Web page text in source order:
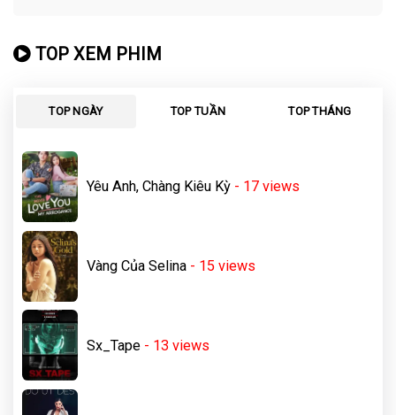
TOP XEM PHIM
TOP NGÀY TOP TUẦN TOP THÁNG
Yêu Anh, Chàng Kiêu Kỳ - 17views
Vàng Của Selina - 15views
Sx_Tape - 13views